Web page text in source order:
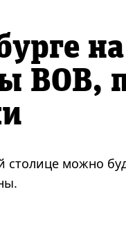
ВОВ,
столице можно